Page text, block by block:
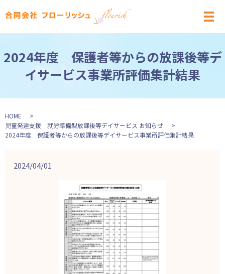
メ
2024年度 保護者等からの放課後等デ
イサービス事業所評価集計結果
HOME
児童発達支援 就労準備型放課後等デイサービス お知らせ
2024年度 保護者等からの放課後等デイサービス事業所評価集計結果
2024/04/01